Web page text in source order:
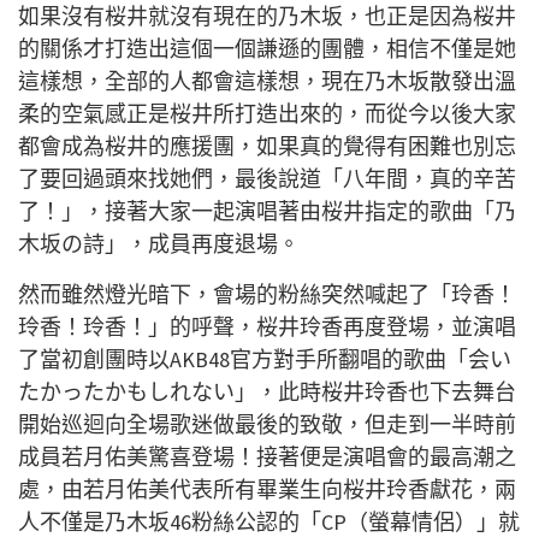
如果沒有桜井就沒有現在的乃木坂，也正是因為桜井
的關係才打造出這個一個謙遜的團體，相信不僅是她
這樣想，全部的人都會這樣想，現在乃木坂散發出溫
柔的空氣感正是桜井所打造出來的，而從今以後大家
都會成為桜井的應援團，如果真的覺得有困難也別忘
了要回過頭來找她們，最後說道「八年間，真的辛苦
了！」，接著大家一起演唱著由桜井指定的歌曲「乃
木坂の詩 」，成員再度退場。
然而雖然燈光暗下，會場的粉絲突然喊起了「玲香！
玲香！玲香！」的呼聲，桜井玲香再度登場，並演唱
了當初創團時以AKB48官方對手所翻唱的歌曲「会い
たかったかもしれない」，此時桜井玲香也下去舞台
開始巡迴向全場歌迷做最後的致敬，但走到一半時前
成員若月佑美驚喜登場！接著便是演唱會的最高潮之
處，由若月佑美代表所有畢業生向桜井玲香獻花，兩
人不僅是乃木坂46粉絲公認的「CP（螢幕情侶）」就